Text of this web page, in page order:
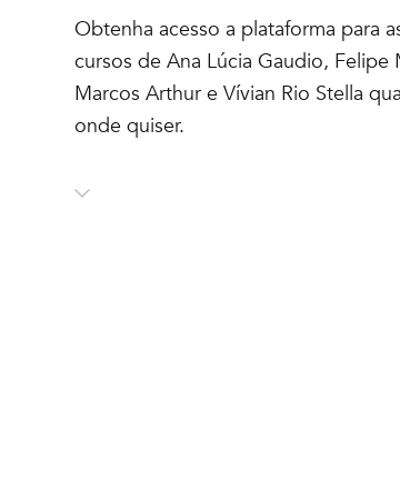
Obtenha acesso a plataforma para
cursos de Ana Lúcia Gaudio, Felipe
Marcos Arthur e Vívian Rio Stella
onde quiser.